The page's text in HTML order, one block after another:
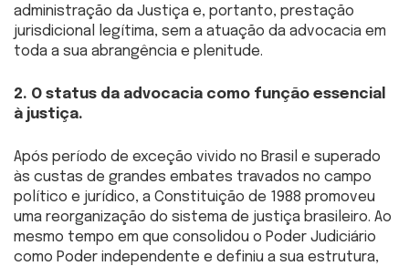
administração da Justiça e, portanto, prestação
jurisdicional legítima, sem a atuação da advocacia em
toda a sua abrangência e plenitude.
2. O status da advocacia como função essencial
à justiça.
Após período de exceção vivido no Brasil e superado
às custas de grandes embates travados no campo
político e jurídico, a Constituição de 1988 promoveu
uma reorganização do sistema de justiça brasileiro. Ao
mesmo tempo em que consolidou o Poder Judiciário
como Poder independente e definiu a sua estrutura,